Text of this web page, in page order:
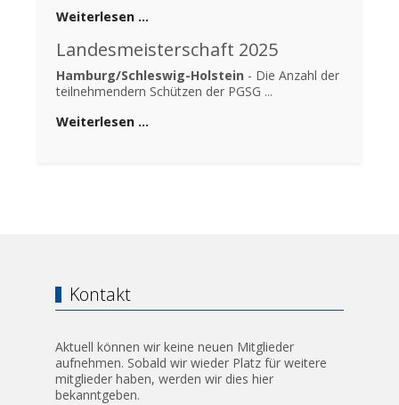
Weiterlesen …
Landesmeisterschaft 2025
Hamburg/Schleswig-Holstein - Die Anzahl der
teilnehmendern Schützen der PGSG ...
Weiterlesen …
Kontakt
Aktuell können wir keine neuen Mitglieder
aufnehmen. Sobald wir wieder Platz für weitere
mitglieder haben, werden wir dies hier
bekanntgeben.